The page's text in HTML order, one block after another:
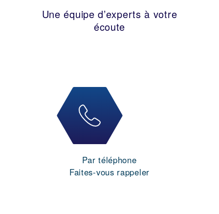
Une équipe d’experts à votre
écoute
Par téléphone
Faites-vous rappeler